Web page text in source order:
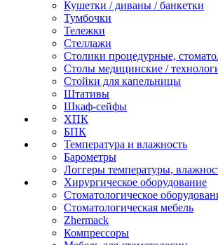
Кушетки / диваны / банкетки
Тумбочки
Тележки
Стеллажи
Столики процедурные,
Столы медицинские /
Стойки для капельницы
Штативы
Шкаф-сейфы
ХПК
БПК
Температура и влажность
Барометры
Логгеры температуры,
Хирургическое оборудование
Стоматологическое
Стоматологическая мебель
Zhermack
Компрессоры